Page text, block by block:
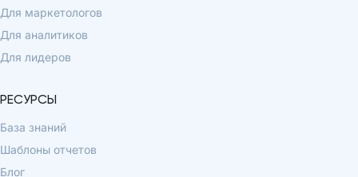
Для маркетологов
Для аналитиков
Для лидеров
РЕСУРСЫ
База знаний
Шаблоны отчетов
Блог